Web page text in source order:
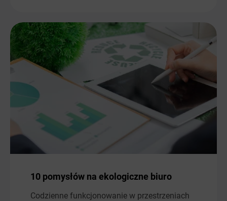
10 pomysłów na ekologiczne biuro
Codzienne funkcjonowanie w przestrzeniach